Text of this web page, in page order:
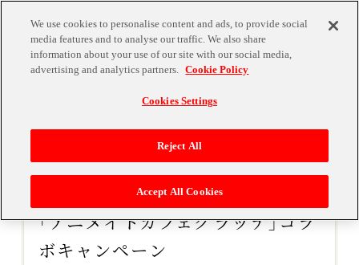
「アニメイトカフェグラッテ」コラ
ボキャンペーン
We use cookies to personalise content and ads, to provide social
media features and to analyse our traffic. We also share
information about your use of our site with our social media,
advertising and analytics partners. Cookie Policy
Cookies Settings
Reject All
Accept All Cookies